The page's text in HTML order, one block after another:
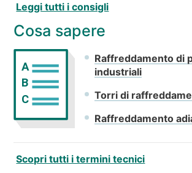
Leggi tutti i consigli
Cosa sapere
A
B
C
Raffreddamento di
industriali
Torri di
Raffreddamento
Scopri tutti i termini tecnici